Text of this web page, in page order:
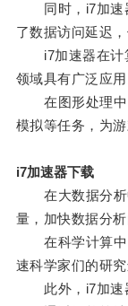
同时，i7加速器
了数据访问延迟
i7加速器在计算
领域具有广泛应用
在图形处理中
模拟等任务，为
i7加速器下载
在大数据分析
量，加快数据分
在科学计算中
速科学家们的研究
此外，i7加速器